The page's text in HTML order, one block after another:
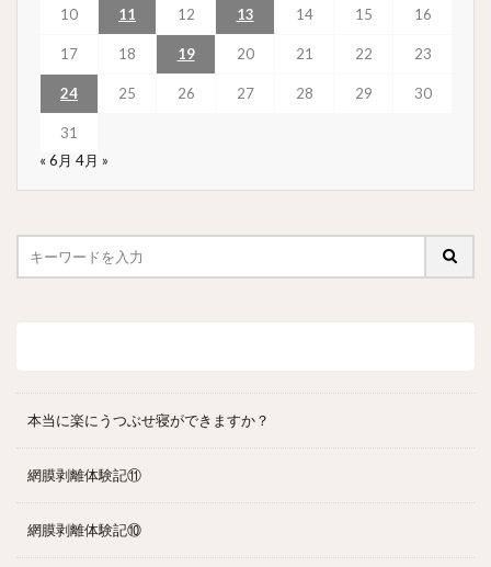
10 11 12 13 14 15 16
17 18 19 20 21 22 23
24 25 26 27 28 29 30
31
« 6月 4月 »
本当に楽にうつぶせ寝ができますか？
網膜剥離体験記⑪
網膜剥離体験記⑩